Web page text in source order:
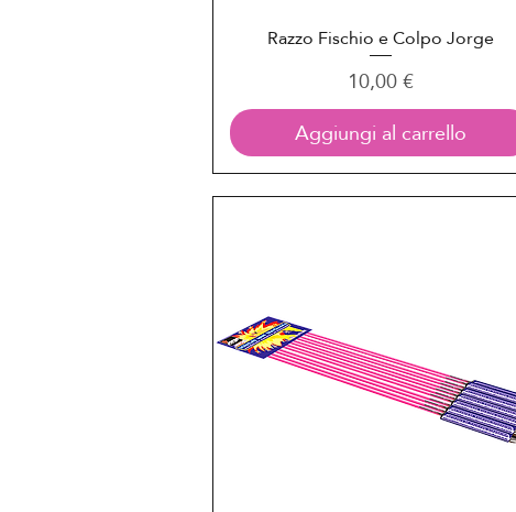
Vista rapida
Razzo Fischio e Colpo Jorge
Prezzo
10,00 €
Aggiungi al carrello